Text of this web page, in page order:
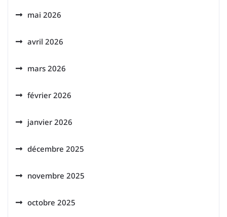
mai 2026
avril 2026
mars 2026
février 2026
janvier 2026
décembre 2025
novembre 2025
octobre 2025